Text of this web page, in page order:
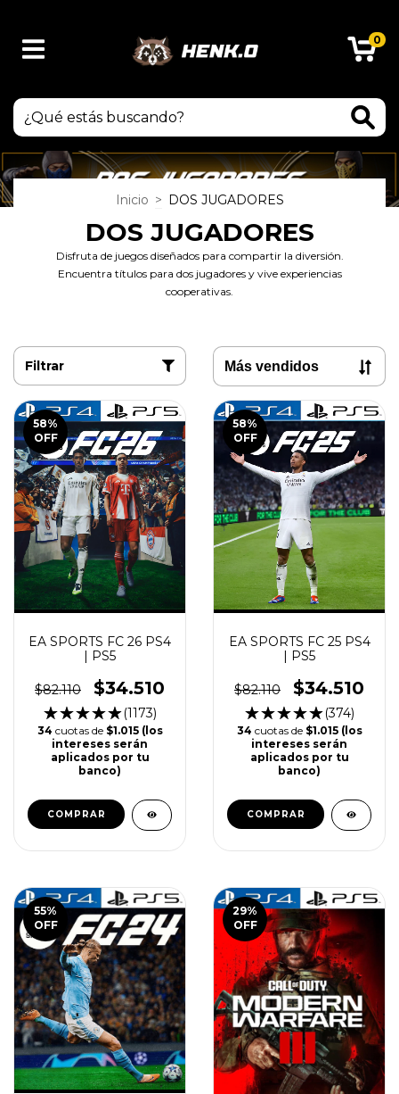
0
Inicio > DOS JUGADORES
DOS JUGADORES
Disfruta de juegos diseñados para compartir la diversión.
Encuentra títulos para dos jugadores y vive experiencias
cooperativas.
Filtrar
58%
OFF
EA SPORTS FC 26 PS4
| PS5
$82.110 $34.510
(1173)
34 cuotas de $1.015 (los
intereses serán
aplicados por tu
banco)
COMPRAR
58%
OFF
EA SPORTS FC 25 PS4
| PS5
$82.110 $34.510
(374)
34 cuotas de $1.015 (los
intereses serán
aplicados por tu
banco)
COMPRAR
55%
OFF
29%
OFF